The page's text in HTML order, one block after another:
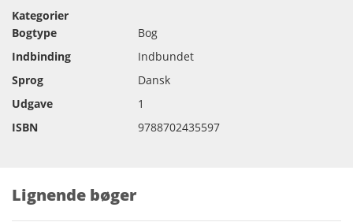
Kategorier
Bogtype
Bog
Indbinding
Indbundet
Sprog
Dansk
Udgave
1
ISBN
9788702435597
Lignende bøger